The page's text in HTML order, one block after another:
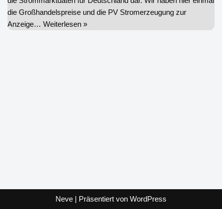
die Großhandelspreise und die PV Stromerzeugung zur
Anzeige… Weiterlesen »
Neve | Präsentiert von WordPress